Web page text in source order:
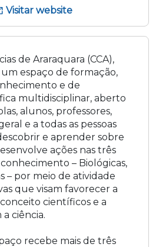
Visitar website
de Araraquara (CCA),
um espaço de formação,
e de
multidisciplinar, aberto
alunos, professores,
e a todas as pessoas
e aprender sobre
ações nas três
– Biológicas,
– por meio de atividade
que visam favorecer a
científicos e a
ciência.
recebe mais de três